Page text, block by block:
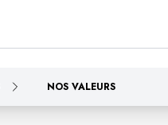
NOS VALEURS